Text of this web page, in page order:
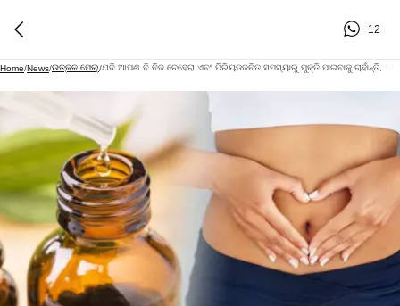
12
Home/News/ଉତ୍କଳ ମେଲ୍/